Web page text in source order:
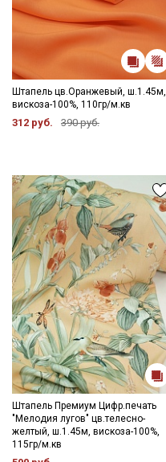
Штапель цв.Оранжевый, ш.1.45м,
вискоза-100%, 110гр/м.кв
312 руб. 390 руб.
Штапель Премиум Цифр.печать
"Мелодия лугов" цв.телесно-
желтый, ш.1.45м, вискоза-100%,
115гр/м.кв